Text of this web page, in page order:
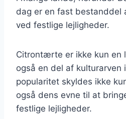
dag er en fast bestanddel
ved festlige lejligheder.
Citrontærte er ikke kun en
også en del af kulturarven
popularitet skyldes ikke
også dens evne til at
festlige lejligheder.